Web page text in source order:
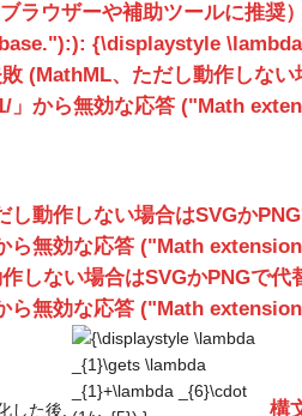
ラウザーや補助ツールに推
{\displaystyle
(MathML、ただし動作しな
から無効な応答 ("Math
動作しない場合はSVGか
ら無効な応答 ("Math
しない場合はSVGかPNGで
ら無効な応答 ("Math
した後,
{\displaystyle
\lambda
_{1}\gets
構